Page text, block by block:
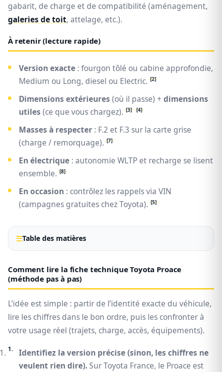
gabarit, de charge et de compatibilité (aménagement,
galeries de toit, attelage, etc.).
À retenir (lecture rapide)
Version exacte : fourgon tôlé ou cabine approfondie,
Medium ou Long, diesel ou Electric. [2]
Dimensions extérieures (où il passe) + dimensions
utiles (ce que vous chargez). [3] [4]
Masses à respecter : F.2 et F.3 sur la carte grise
(charge / remorquage). [7]
En électrique : autonomie WLTP et recharge se lisent
ensemble. [8]
En occasion : contrôlez les rappels via VIN
(campagnes gratuites chez Toyota). [5]
Table des matières
Comment lire la fiche technique Toyota Proace
(méthode pas à pas)
L’idée est simple : partir de l’identité exacte du véhicule,
lire les chiffres dans le bon ordre, puis les confronter à
votre usage réel (trajets, charge, accès, équipements).
Identifiez la version précise (sinon, les chiffres ne
veulent rien dire).Sur Toyota France, le Proace est